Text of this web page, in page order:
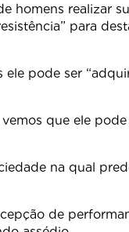
homens realizar
para
pode ser
que ele
na qual
de